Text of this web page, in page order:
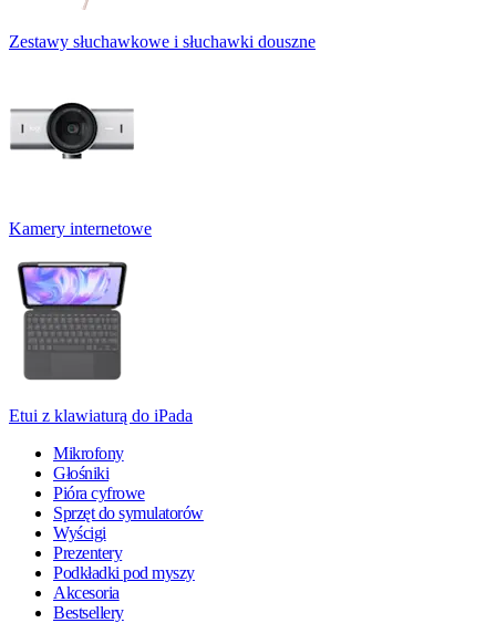
Zestawy słuchawkowe i słuchawki douszne
Kamery internetowe
Etui z klawiaturą do iPada
Mikrofony
Głośniki
Pióra cyfrowe
Sprzęt do symulatorów
Wyścigi
Prezentery
Podkładki pod myszy
Akcesoria
Bestsellery